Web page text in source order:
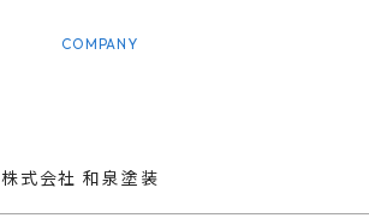
COMPANY
株式会社 和泉塗装